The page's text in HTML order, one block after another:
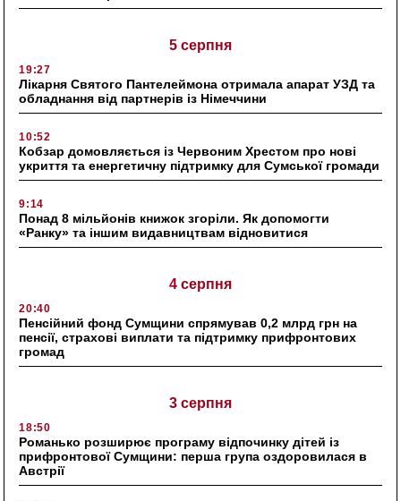
5 серпня
19:27
Лікарня Святого Пантелеймона отримала апарат УЗД та
обладнання від партнерів із Німеччини
10:52
Кобзар домовляється із Червоним Хрестом про нові
укриття та енергетичну підтримку для Сумської громади
9:14
Понад 8 мільйонів книжок згоріли. Як допомогти
«Ранку» та іншим видавництвам відновитися
4 серпня
20:40
Пенсійний фонд Сумщини спрямував 0,2 млрд грн на
пенсії, страхові виплати та підтримку прифронтових
громад
3 серпня
18:50
Романько розширює програму відпочинку дітей із
прифронтової Сумщини: перша група оздоровилася в
Австрії